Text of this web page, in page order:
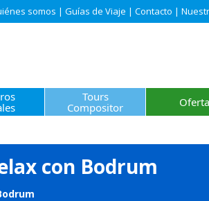
somos | Guías de Viaje | Contacto |
Tours
Compositor
con Bodrum